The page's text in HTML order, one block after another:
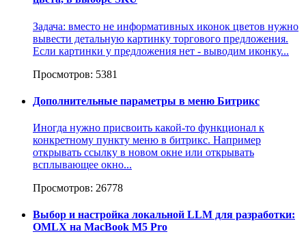
Задача: вместо не информативных иконок цветов нужно
вывести детальную картинку торгового предложения.
Если картинки у предложения нет - выводим иконку...
Просмотров: 5381
Дополнительные параметры в меню Битрикс
Иногда нужно присвоить какой-то функционал к
конкретному пункту меню в битрикс. Например
открывать ссылку в новом окне или открывать
всплывающее окно...
Просмотров: 26778
Выбор и настройка локальной LLM для разработки:
OMLX на MacBook M5 Pro